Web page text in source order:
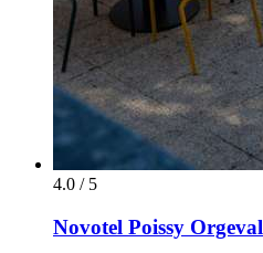
4.0 / 5
Novotel Poissy Orgeval